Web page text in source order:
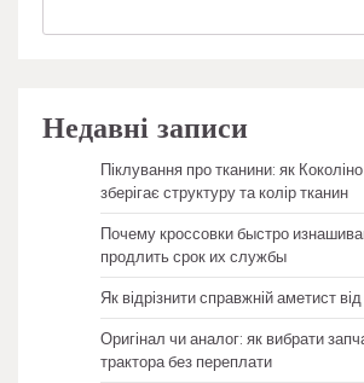
Недавні записи
Піклування про тканини: як
зберігає структуру та колір тканин
Почему кроссовки быстро
продлить срок их службы
Як відрізнити справжній аметист
Оригінал чи аналог: як вибрати
трактора без переплати